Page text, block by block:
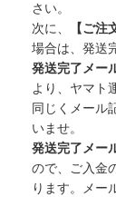
さい。
次に、
【ご
場合は、発送
発送完了メ
より、ヤマト
同じくメール
いませ。
発送完了メ
ので、ご入金
ります。メー